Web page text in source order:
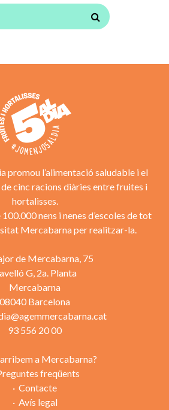
promou l’alimentació saludable i el
de cinc racions diàries entre fruites i
hortalisses.
nens i nenes d’escoles de tot
Mercabarna per realitzar-la.
de Mercabarna, 75
G, 2a. Planta
Mercabarna
08040 Barcelona
93 556 20 00
a Mercabarna?
freqüents
Contacte
Avís legal